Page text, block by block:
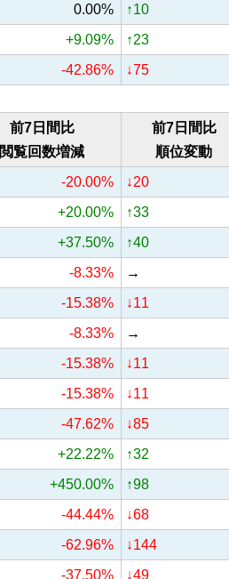
0.00%
↑10
+9.09%
↑23
-42.86% ↓75
前7日間比
閲覧回数増減
前7日間比
順位変動
-20.00%
↓20
+20.00%
↑33
+37.50%
↑40
-8.33%
→
-15.38%
↓11
-8.33%
→
-15.38%
↓11
-15.38%
↓11
-47.62%
↓85
+22.22%
↑32
+450.00%
↑98
-44.44%
↓68
-62.96%
↓144
-37.50%
↓49